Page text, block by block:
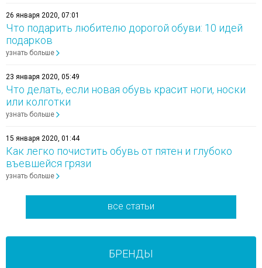
26 января 2020, 07:01
Что подарить любителю дорогой обуви: 10 идей
подарков
узнать больше
23 января 2020, 05:49
Что делать, если новая обувь красит ноги, носки
или колготки
узнать больше
15 января 2020, 01:44
Как легко почистить обувь от пятен и глубоко
въевшейся грязи
узнать больше
все статьи
БРЕНДЫ